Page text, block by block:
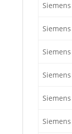
Siemens
Siemens
Siemens
Siemens
Siemens
Siemens